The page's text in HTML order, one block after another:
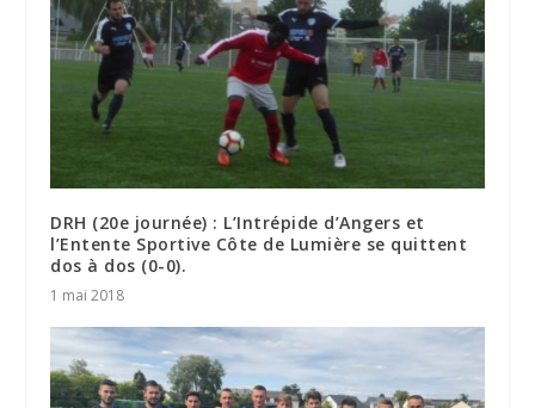
DRH (20e journée) : L’Intrépide d’Angers et
l’Entente Sportive Côte de Lumière se quittent
dos à dos (0-0).
1 mai 2018